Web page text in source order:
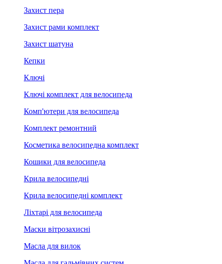
Захист пера
Захист рами комплект
Захист шатуна
Кепки
Ключі
Ключі комплект для велосипеда
Комп'ютери для велосипеда
Комплект ремонтний
Косметика велосипедна комплект
Кошики для велосипеда
Крила велосипедні
Крила велосипедні комплект
Ліхтарі для велосипеда
Маски вітрозахисні
Масла для вилок